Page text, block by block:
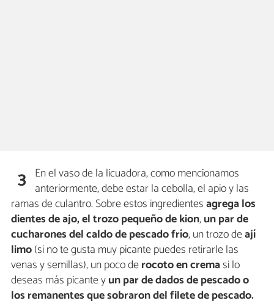
3 En el vaso de la licuadora, como mencionamos
anteriormente, debe estar la cebolla, el apio y las
ramas de culantro. Sobre estos ingredientesagrega los
dientes de ajo, el trozo pequeño dekion,un par de
cucharones del caldo de pescado frío, un trozo deají
limo(si no te gusta muy picante puedes retirarle las
venas y semillas), un poco derocoto en cremasi lo
deseas más picante yun par de dados de pescado o
los remanentes que sobraron del filete de pescado.